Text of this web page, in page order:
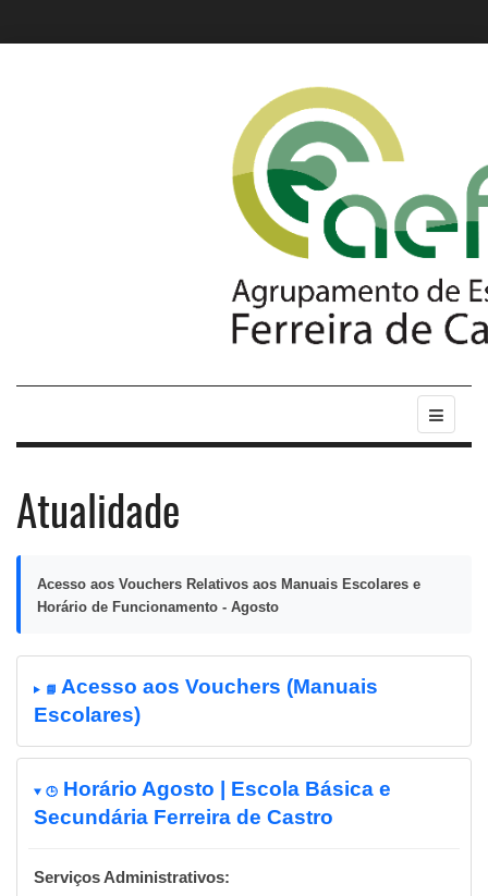
Atualidade
Acesso aos Vouchers Relativos aos Manuais Escolares e
Horário de Funcionamento - Agosto
📘 Acesso aos Vouchers (Manuais
Escolares)
🕒 Horário Agosto | Escola Básica e
Secundária Ferreira de Castro
Serviços Administrativos: